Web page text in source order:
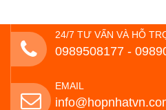
24/7 TƯ VẤN VÀ HỖ
0989508177 -
EMAIL